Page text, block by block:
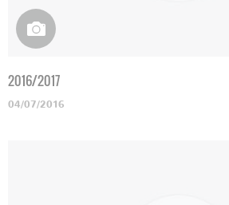
2016/2017
04/07/2016